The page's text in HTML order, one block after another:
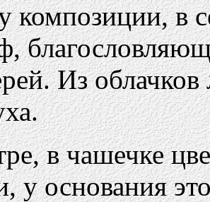
композиции, в
Из облачков
в чашечке
у основания